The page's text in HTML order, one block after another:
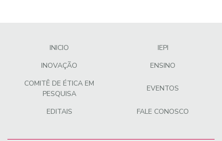
INICIO
IEPI
INOVAÇÃO
ENSINO
COMITÊ DE ÉTICA EM
PESQUISA
EVENTOS
EDITAIS FALE CONOSCO